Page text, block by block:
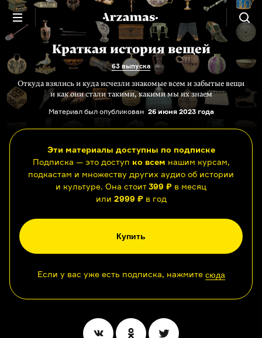
Краткая история вещей
63 выпуска
Откуда взялись и куда исчезли знакомые всем и забытые вещи
и как они стали такими, какими мы их знаем
Материал был опубликован 26 июня 2023 года
Эти материалы доступны по подписке
Подписка — это доступ ко всем нашим курсам,
подкастам и множеству других аудио об истории
и культуре. Она стоит399 ₽ в месяц
или 2999 ₽в год
Купить
Если у вас уже есть подписка, нажмите сюда